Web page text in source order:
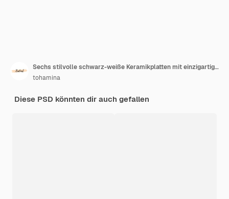
Sechs stilvolle schwarz-weiße Keramikplatten mit einzigartigen Mustern
tohamina
Diese PSD könnten dir auch gefallen